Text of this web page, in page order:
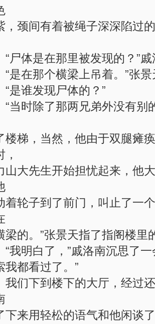
，颈间有着被绳子深深陷过
体是在那里被发现的？”戚
在那个横梁上吊着。”张景
谁发现尸体的？”
时除了那两兄弟外没有别
楼梯，当然，他由于双腿瘫
山大先生开始担忧起来，他
着轮子到了前门，叫止了一
梁的。”张景天指了指阁楼里
明白了，”戚洛南沉思了一
我都看过了。”
下到楼下的大厅，经过还
下来用轻松的语气和他闲谈